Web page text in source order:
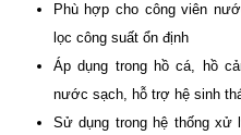
Phù hợp cho công viên
lọc công suất ổn định
Áp dụng trong hồ cá, hồ
nước sạch, hỗ trợ hệ sinh
Sử dụng trong hệ thống